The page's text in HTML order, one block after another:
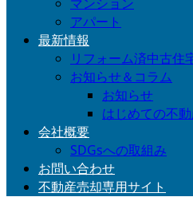
アパート
最新情報
リフォーム済中古住
お知らせ＆コラム
お知らせ
はじめての不
会社概要
SDGsへの取組み
お問い合わせ
不動産売却専用サイト